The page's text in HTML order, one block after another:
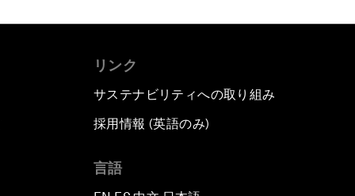
リンク
サステナビリティへの取り組み
採用情報 (英語のみ)
言語